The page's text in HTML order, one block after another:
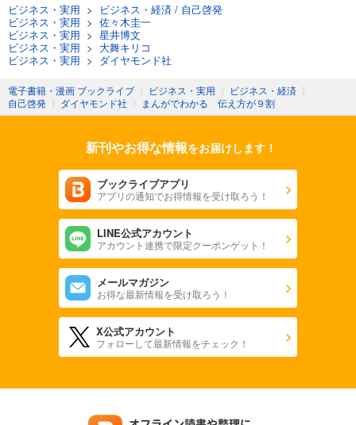
ビジネス・実用 > ビジネス・経済 / 自己啓発
ビジネス・実用 > 佐々木圭一
ビジネス・実用 > 星井博文
ビジネス・実用 > 大舞キリコ
ビジネス・実用 > ダイヤモンド社
電子書籍・漫画 ブックライブ 〉 ビジネス・実用 〉 ビジネス・経済 〉
自己啓発 〉 ダイヤモンド社 〉 まんがでわかる 伝え方が９割
新刊やお得な情報をお届けします！
ブックライブアプリ
アプリの通知でお得情報を受け取ろう！
LINE公式アカウント
アカウント連携で限定クーポンゲット！
メールマガジン
お得な最新情報を受け取ろう！
X公式アカウント
フォローして最新情報をチェック！